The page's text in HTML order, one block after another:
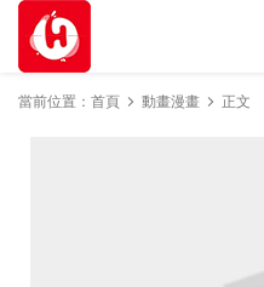
當前位置： 首頁 動畫漫畫 正文